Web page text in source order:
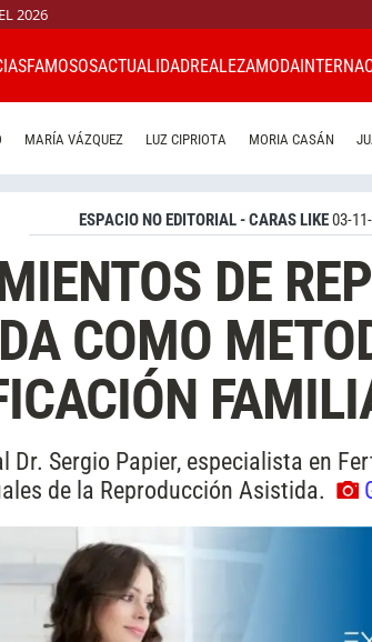
2026
FAMOSOSACTUALIDADREALEZAMODA
MARÍA VÁZQUEZ LUZ CIPRIOTA MORIA CASÁN
ESPACIO NO EDITORIAL - CARAS LIKE03-
DE
COMO
Dr. Sergio Papier, especialista en
de la Reproducción Asistida.